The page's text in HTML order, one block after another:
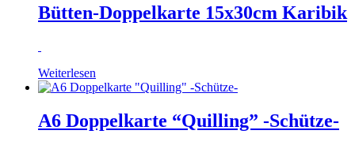
Bütten-Doppelkarte 15x30cm Karibik
Weiterlesen
A6 Doppelkarte “Quilling” -Schütze-